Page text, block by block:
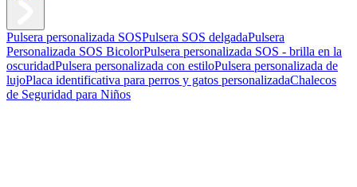
Pulsera personalizada SOSPulsera SOS delgadaPulsera
Personalizada SOS BicolorPulsera personalizada SOS - brilla en la
oscuridadPulsera personalizada con estiloPulsera personalizada de
lujoPlaca identificativa para perros y gatos personalizadaChalecos
de Seguridad para Niños